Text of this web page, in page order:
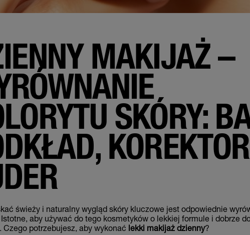
MAKIJAŻ –
SKÓRY:
świeży i naturalny wygląd skóry kluczowe jest odpowiednie
aby używać do tego kosmetyków o lekkiej formule i dobrze
Czego potrzebujesz, aby wykonać lekki makijaż dzienny?